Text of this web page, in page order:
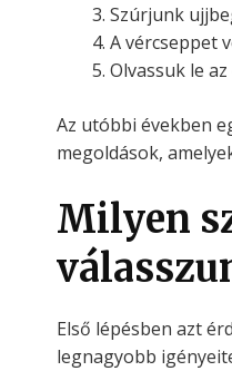
Szúrjunk
A vércseppet
Olvassuk le
Az utóbbi években
megoldások,
Milyen
Első lépésben azt
legnagyobb